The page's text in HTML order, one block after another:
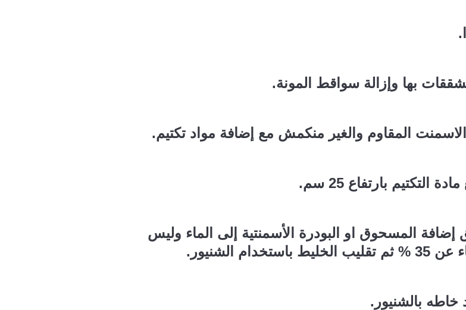
بها وإزالة سواقط المونة.
المقاوم والغير منكمش مع إضافة مواد تكتيم.
بارتفاع 25 سم.
المسحوق او البودرة الأسمنتية إلى الماء وليس
الشنيور.
خاطه بالشنيور.